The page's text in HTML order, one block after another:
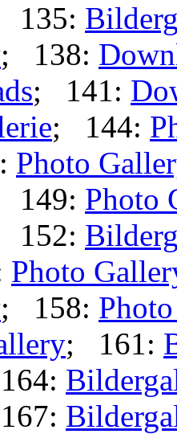
135:
; 138:
; 141:
; 144:
Photo
149: Photo
152:
Photo
; 158:
; 161: